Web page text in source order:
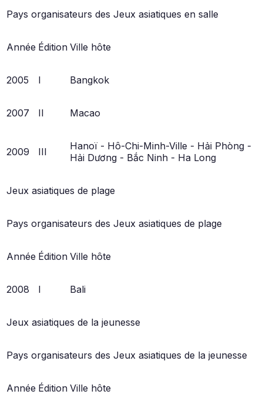
Pays organisateurs des Jeux asiatiques en salle
Année Édition Ville hôte
2005 I Bangkok
2007 II Macao
2009 III
Hanoï - Hô-Chi-Minh-Ville - Hải Phòng -
Hải Dương - Bắc Ninh - Ha Long
Jeux asiatiques de plage
Pays organisateurs des Jeux asiatiques de plage
Année Édition Ville hôte
2008 I Bali
Jeux asiatiques de la jeunesse
Pays organisateurs des Jeux asiatiques de la jeunesse
Année Édition Ville hôte